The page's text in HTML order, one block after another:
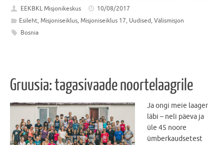
EEKBKL Misjonikeskus
10/08/2017
Esileht, Misjoniseiklus, Misjoniseiklus 17, Uudised, Välismisjon
Bosnia
Gruusia: tagasivaade noortelaagrile
Ja ongi meie laager
läbi – neli päeva ja
üle 45 noore
ümberkaudsetest